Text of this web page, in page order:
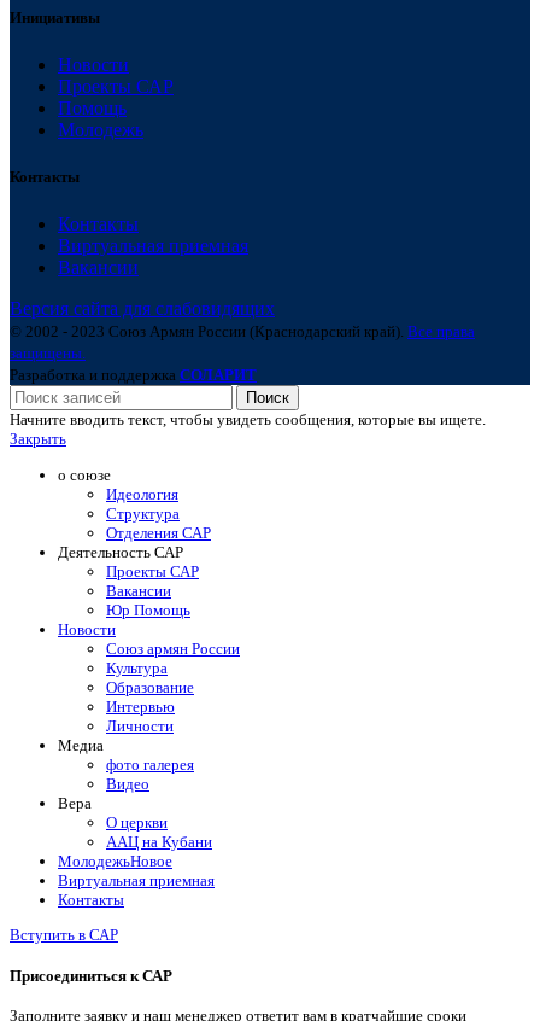
Инициативы
Новости
Проекты САР
Помощь
Молодежь
Контакты
Контакты
Виртуальная приемная
Вакансии
Версия сайта для слабовидящих
© 2002 - 2023 Союз Армян России (Краснодарский край). Все права
защищены.
Разработка и поддержка СОЛАРИТ
Поиск
Начните вводить текст, чтобы увидеть сообщения, которые вы ищете.
Закрыть
о союзе
Идеология
Структура
Отделения САР
Деятельность САР
Проекты САР
Вакансии
Юр Помощь
Новости
Союз армян России
Культура
Образование
Интервью
Личности
Медиа
фото галерея
Видео
Вера
О церкви
ААЦ на Кубани
МолодежьНовое
Виртуальная приемная
Контакты
Вступить в САР
Присоединиться к САР
Заполните заявку и наш менеджер ответит вам в кратчайшие сроки